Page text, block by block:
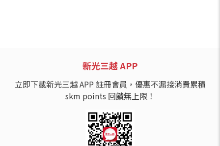
新光三越 APP
立即下載新光三越 APP 註冊會員，優惠不漏接消費累積
skm points 回饋無上限！